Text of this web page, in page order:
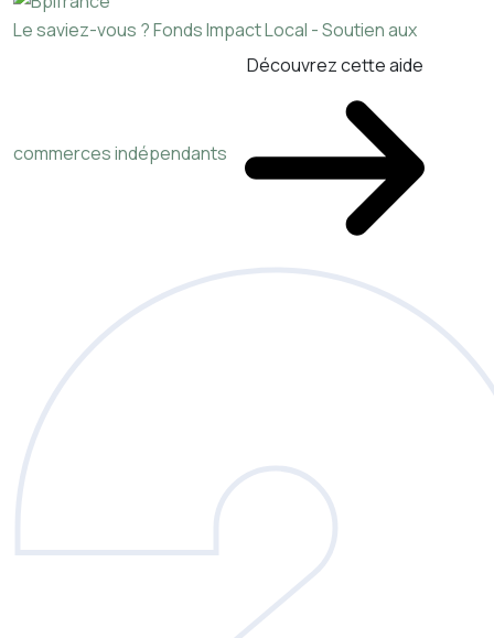
Le saviez-vous ?Fonds Impact Local - Soutien aux
commerces indépendants
Découvrez cette aide